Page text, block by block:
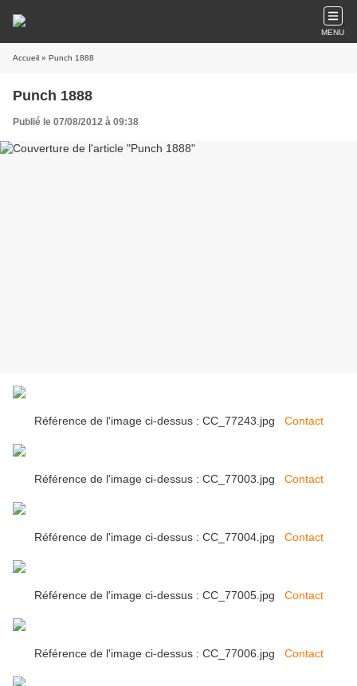
MENU
Accueil » Punch 1888
Punch 1888
Publié le 07/08/2012 à 09:38
Référence de l'image ci-dessus : CC_77243.jpg Contact
Référence de l'image ci-dessus : CC_77003.jpg Contact
Référence de l'image ci-dessus : CC_77004.jpg Contact
Référence de l'image ci-dessus : CC_77005.jpg Contact
Référence de l'image ci-dessus : CC_77006.jpg Contact